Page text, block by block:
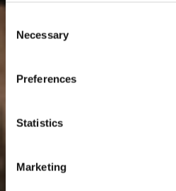
Selection
Necessary
Preferences
Statistics
Marketing